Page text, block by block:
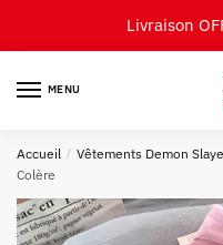
Livraison
MENU
Accueil / Vêtements Demon
Colère